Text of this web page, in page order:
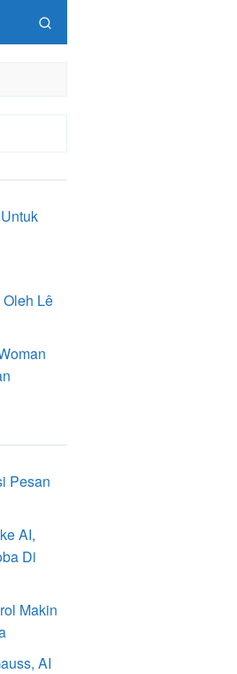
Lê
Pesan
AI,
Di
Makin
AI